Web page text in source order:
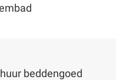
beddengoed